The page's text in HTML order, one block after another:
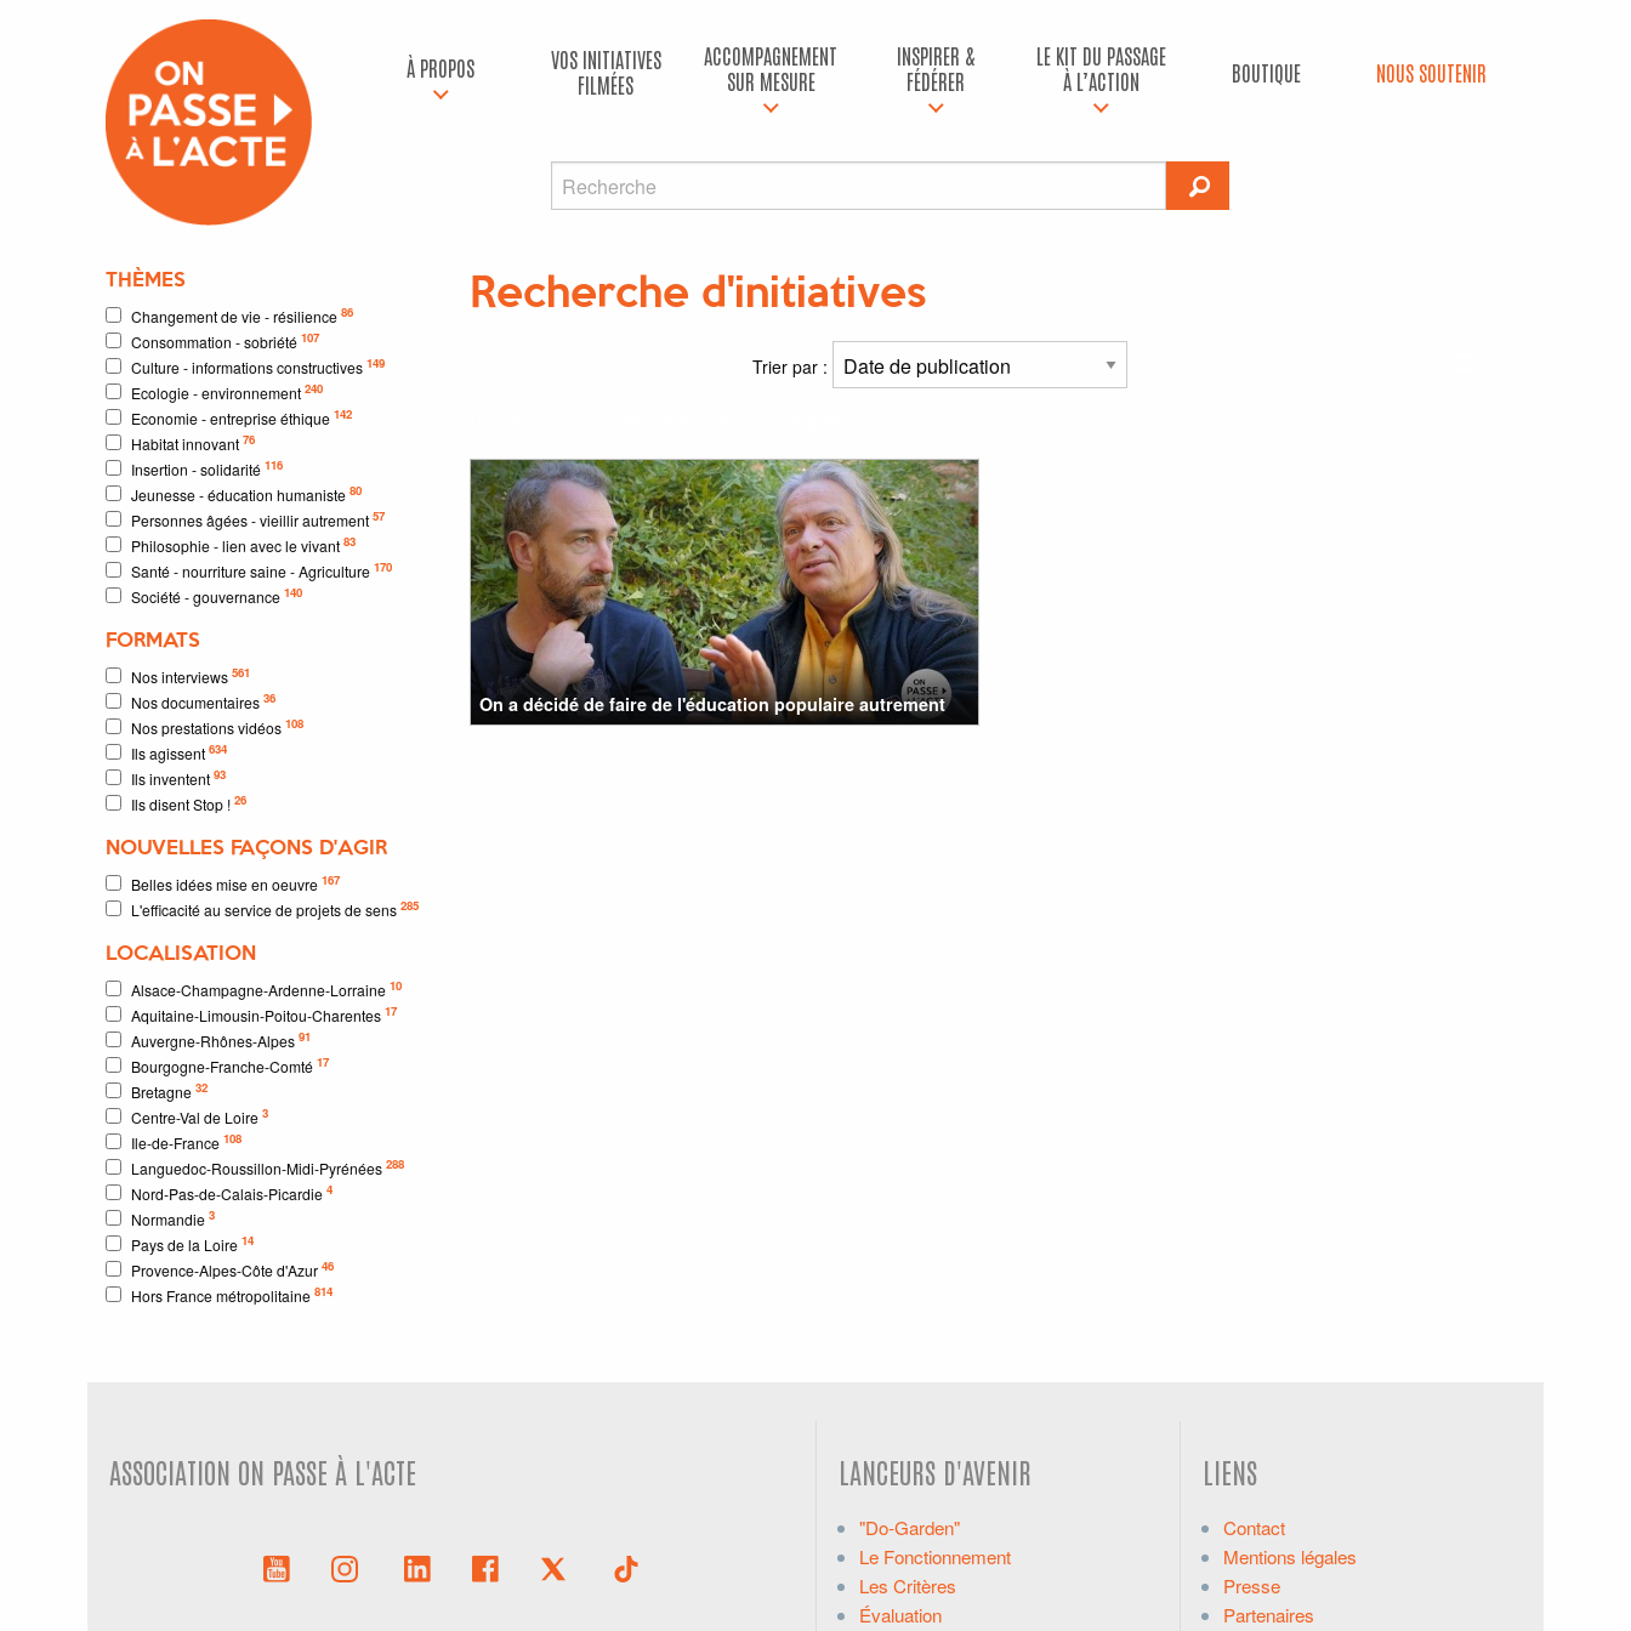
À PROPOS
VOS INITIATIVES
FILMÉES
ACCOMPAGNEMENT
SUR MESURE
INSPIRER &
FÉDÉRER
LE KIT DU PASSAGE
À L’ACTION
BOUTIQUE NOUS SOUTENIR
THÈMES
Changement de vie - résilience 86
Consommation - sobriété 107
Culture - informations constructives 149
Ecologie - environnement 240
Economie - entreprise éthique 142
Habitat innovant 76
Insertion - solidarité 116
Jeunesse - éducation humaniste 80
Personnes âgées - vieillir autrement 57
Philosophie - lien avec le vivant 83
Santé - nourriture saine - Agriculture 170
Société - gouvernance 140
FORMATS
Nos interviews 561
Nos documentaires 36
Nos prestations vidéos 108
Ils agissent 634
Ils inventent 93
Ils disent Stop ! 26
NOUVELLES FAÇONS D'AGIR
Belles idées mise en oeuvre 167
L'efficacité au service de projets de sens 285
LOCALISATION
Alsace-Champagne-Ardenne-Lorraine 10
Aquitaine-Limousin-Poitou-Charentes 17
Auvergne-Rhônes-Alpes 91
Bourgogne-Franche-Comté 17
Bretagne 32
Centre-Val de Loire 3
Ile-de-France 108
Languedoc-Roussillon-Midi-Pyrénées 288
Nord-Pas-de-Calais-Picardie 4
Normandie 3
Pays de la Loire 14
Provence-Alpes-Côte d'Azur 46
Hors France métropolitaine 814
Recherche d'initiatives
Trier par :
On a décidé de faire de l'éducation populaire autrement
ASSOCIATION ON PASSE À L'ACTE LANCEURS D'AVENIR
"Do-Garden"
Le Fonctionnement
Les Critères
Évaluation
LIENS
Contact
Mentions légales
Presse
Partenaires